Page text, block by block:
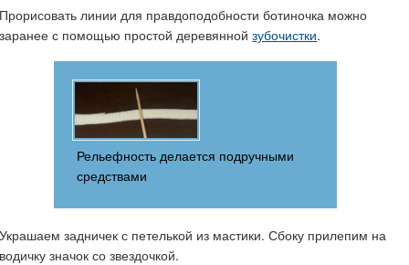
Прорисовать линии для правдоподобности ботиночка можно
заранее с помощью простой деревяннойзубочистки.
Рельефность делается подручными
средствами
Украшаем задничек с петелькой из мастики. Сбоку прилепим на
водичку значок со звездочкой.